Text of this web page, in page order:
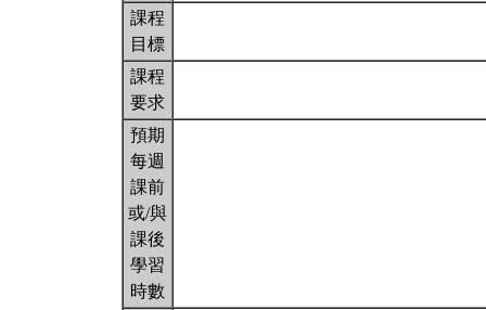
課程
目標
課程
要求
預期
每週
課前
或/與
課後
學習
時數